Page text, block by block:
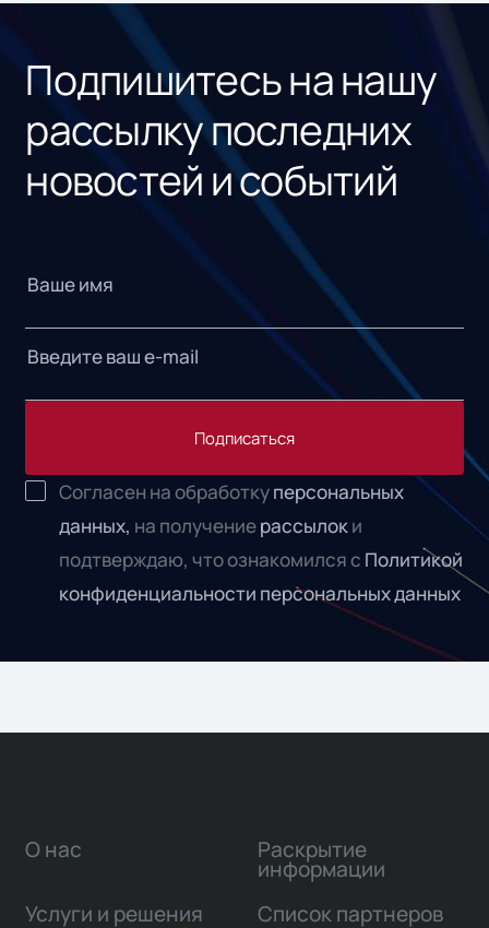
Подпишитесь на нашу
рассылку последних
новостей и событий
Подписаться
Согласен на обработкуперсональных
данных, на получениерассылоки
подтверждаю, что ознакомился с Политикой
конфиденциальности персональных данных
О нас
Услуги и решения
Раскрытие
информации
Список партнеров